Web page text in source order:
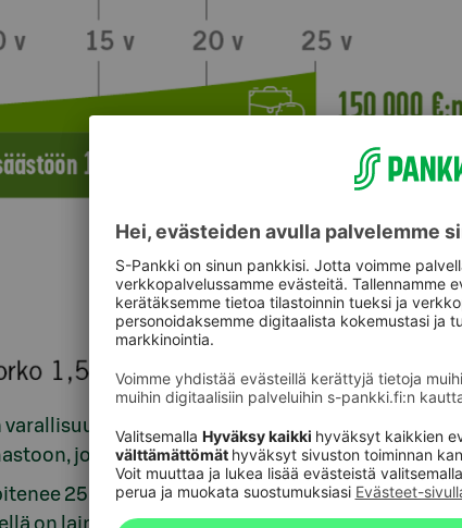
kehittyy, jos 150 000 euron
jonka tuotto-odotukseksi on laskettu 5
25 vuoteen, mutta jo ennen 20 vuoden rajaa
on lainaa. 20 vuoden kohdalla säästöjä on